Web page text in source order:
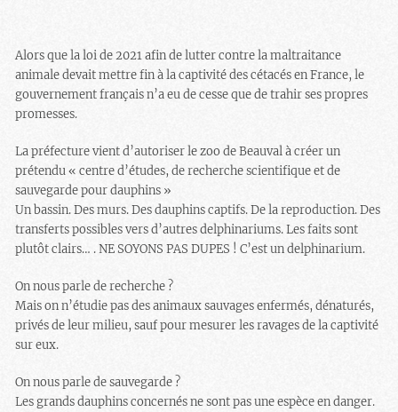
Alors que la loi de 2021 afin de lutter contre la maltraitance
animale devait mettre fin à la captivité des cétacés en France, le
gouvernement français n’a eu de cesse que de trahir ses propres
promesses.
La préfecture vient d’autoriser le zoo de Beauval à créer un
prétendu « centre d’études, de recherche scientifique et de
sauvegarde pour dauphins »
Un bassin. Des murs. Des dauphins captifs. De la reproduction. Des
transferts possibles vers d’autres delphinariums. Les faits sont
plutôt clairs… . NE SOYONS PAS DUPES ! C’est un delphinarium.
On nous parle de recherche ?
Mais on n’étudie pas des animaux sauvages enfermés, dénaturés,
privés de leur milieu, sauf pour mesurer les ravages de la captivité
sur eux.
On nous parle de sauvegarde ?
Les grands dauphins concernés ne sont pas une espèce en danger.